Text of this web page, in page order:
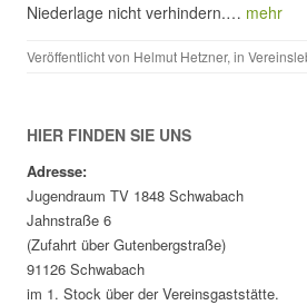
Niederlage nicht verhindern.… mehr
Veröffentlicht von Helmut Hetzner, in
HIER FINDEN SIE UNS
Adresse:
Jugendraum TV 1848 Schwabach
Jahnstraße 6
(Zufahrt über Gutenbergstraße)
91126 Schwabach
im 1. Stock über der Vereinsgaststätte.